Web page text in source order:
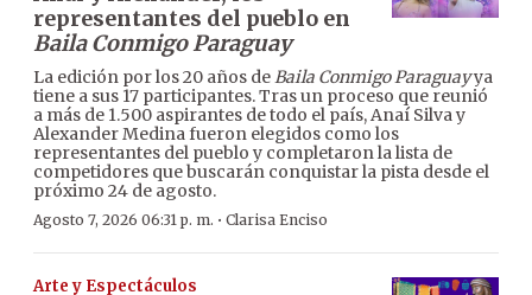
representantes del pueblo en
Baila Conmigo Paraguay
La edición por los 20 años deBaila Conmigo Paraguayya
tiene a sus 17 participantes. Tras un proceso que reunió
a más de 1.500 aspirantes de todo el país, Anaí Silva y
Alexander Medina fueron elegidos como los
representantes del pueblo y completaron la lista de
competidores que buscarán conquistar la pista desde el
próximo 24 de agosto.
Agosto 7, 2026 06:31 p. m. · Clarisa Enciso
Arte y Espectáculos